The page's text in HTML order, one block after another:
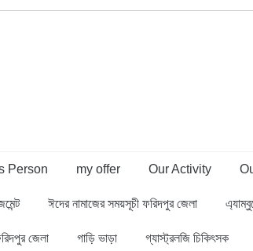
Person my offer Our Activity
ঈদের নামাজের সময়সূচী ফরিদপুর জেলা
জেলা গাড়ি ভাড়া গ্যাস্ট্রলজি চিকিৎসক